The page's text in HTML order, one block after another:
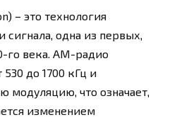
– это технология
одна из первых,
го века. AM-радио
530 до 1700 кГц и
модуляцию, что означает,
изменением